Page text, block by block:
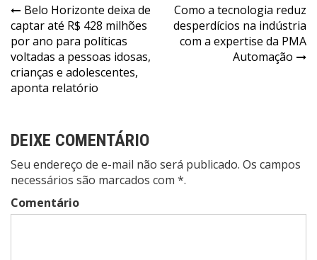
Navegação
de
Post
Belo Horizonte deixa de
captar até R$ 428 milhões
por ano para políticas
voltadas a pessoas idosas,
crianças e adolescentes,
aponta relatório
Como a tecnologia reduz
desperdícios na indústria
com a expertise da PMA
Automação
DEIXE COMENTÁRIO
Seu endereço de e-mail não será publicado. Os campos
necessários são marcados com *.
Comentário